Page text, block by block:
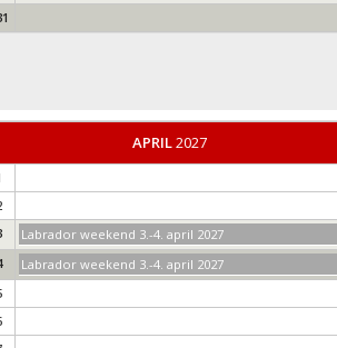
APRIL2027
Labrador weekend 3.-4. april 2027
Labrador weekend 3.-4. april 2027